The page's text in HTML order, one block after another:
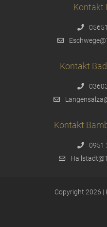
Kontakt
Kontakt
Kontakt
0951
Copyright 2026 |